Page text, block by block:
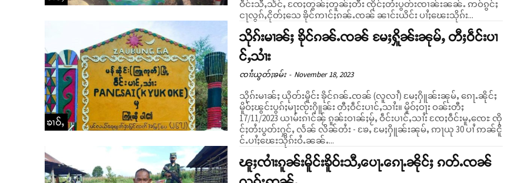
ဝဵင်းသီႇသႅင်ႇ ၸႄႈတွၼ်ႈတူၼ်ႈတီး ၸိုင်ႈတႆးပွတ်းၸၢၼ်းၼၼ်ႉ ဢဝ်ၵွင်ႈ
ငႃလွၵ်ႇငိုတ်ႈသေ ၶိုင်ဢၢင်ႈၵၼ်ႉၸၼ် ၼၢင်းယိင်း ပၢႆႈၽေးသိုၵ်း...
ၶၢဝ်ႇ
သိုၵ်းမၢၼ်ႈ ၶိုင်ၵၼ်ႉၸၼ် မႄႈႁိူၼ်းၼုမ်ႇ တီႈဝဵင်းပၢ
င်ႇသၢႆး
ၸၢႆးယွတ်ႈၶမ်း - November 18, 2023
သိုၵ်းမၢၼ်ႈ ယိုတ်းမိူင်း ၶိုင်ၵၼ်ႉၸၼ် (လူလၢႆ) မႄႈႁိူၼ်းၼုမ်ႇ ၵေႃႉၼိုင်ႈ
မိူဝ်ႈၽွင်းပွၵ်ႈမႃးၸႂ်းႁိူၼ်း တီႈဝဵင်းပၢင်ႇသၢႆး။ မိူဝ်ႈဝႃး ဝၼ်းတီႈ
17/11/2023 ယၢမ်းၵၢင်ၼႂ် ၵူၼ်းဝၢၼ်ႈမႂ်ႇ ဝဵင်းပၢင်ႇသၢႆး ၸႄႈဝဵင်းမူႇၸေႊ ၸို
င်ႈတႆးပွတ်းႁွင်ႇ လႅၼ် လိၼ်တႆး - ၶႄႇ မႄႈႁိူၼ်းၼုမ်ႇ ဢႃယု 30 ပၢႆ ဢၼ်ငိူ
င်ႉပၢႆႈၽေးသိုၵ်းဝႆႉၼၼ်ႉ...
ၽူႈၸၢႆးၵူၼ်းမိူင်းၶိူဝ်းသီႇပေႃႉၵေႃႉၼိုင်ႈ ၵတ်ႉၸၼ်